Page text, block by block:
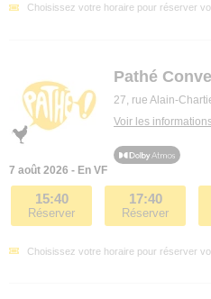
Choisissez votre horaire pour réserver
Pathé
27, rue Alain-
Voir les
7 août 2026 - En VF
15:40
Réserver
17:40
Réserver
Choisissez votre horaire pour réserver